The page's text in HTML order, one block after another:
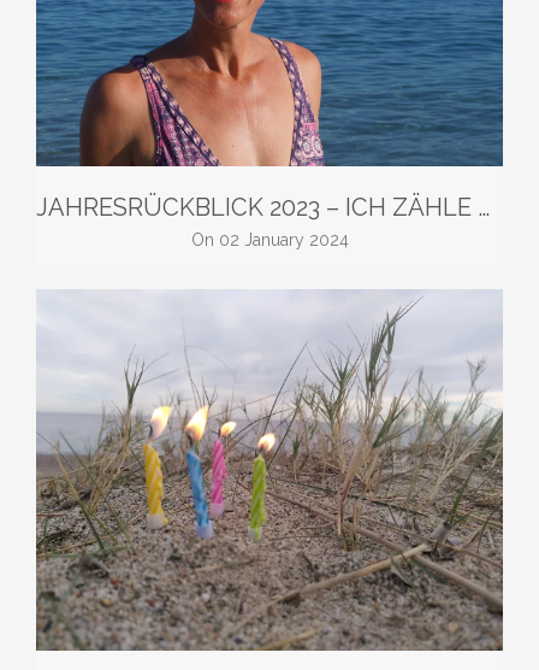
JAHRESRÜCKBLICK 2023 – ICH ZÄHLE NUR DIE HEITEREN STUNDEN
on 02 January 2024